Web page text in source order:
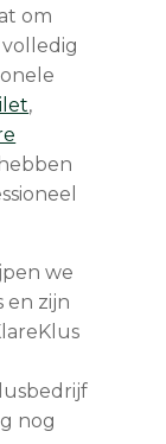
om
volledig
,
we
en zijn
nog